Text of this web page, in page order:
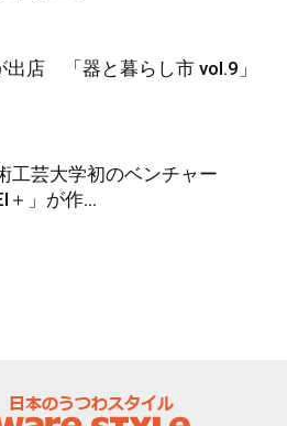
出店 「器と暮らし市 vol.9」
工芸大学初のベンチャー
＋」が作...